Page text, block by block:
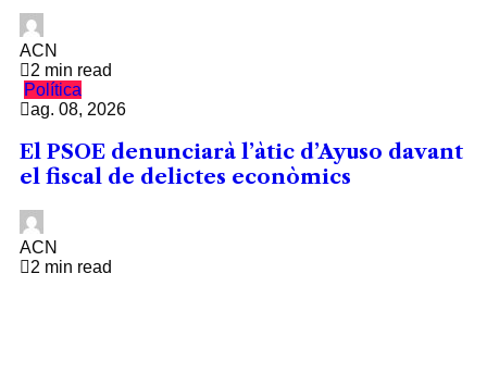
ACN
2 min read
Política
ag. 08, 2026
El PSOE denunciarà l’àtic d’Ayuso davant
el fiscal de delictes econòmics
ACN
2 min read